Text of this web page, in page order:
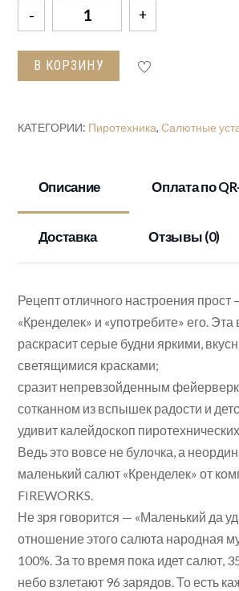
Количество
товара
Салютная
установка
В КОРЗИНУ
КАТЕГОРИИ: Пиротехника,Салютные
Описание Оплата по
Доставка Отзывы (0)
Рецепт отличного настроения прост
«Кренделек» и «употребите» его. Эта
раскрасит серые будни яркими,
светящимися красками;
сразит непревзойденным
сотканном из вспышек радости и
удивит калейдоскоп
Ведь это вовсе не булочка, а
маленький салют «Кренделек» от
FIREWORKS.
Не зря говорится — «Маленький да
отношение этого салюта народная
100%. За то время пока идет салют,
небо взлетают 96 зарядов. То есть